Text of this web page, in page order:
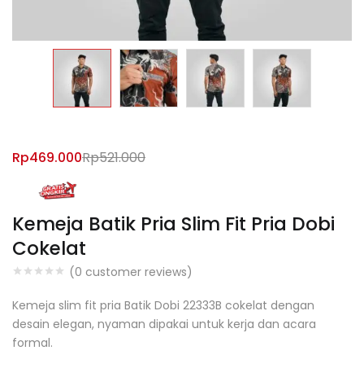
Kemeja Batik Pria Slim Fit Pria Dobi
Cokelat
(0 customer reviews)
Rp469.000Rp521.000
Kemeja slim fit pria Batik Dobi 22333B cokelat dengan
desain elegan, nyaman dipakai untuk kerja dan acara
formal.